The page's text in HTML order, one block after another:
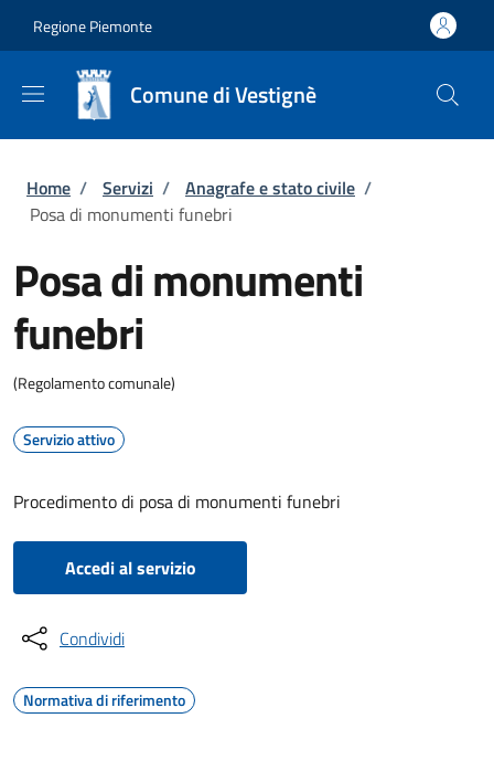
Regione Piemonte
Comune di Vestignè
Briciole di pane
Home / Servizi / Anagrafe e stato civile /
Posa di monumenti funebri
Posa di monumenti
funebri
(Regolamento comunale)
Servizio attivo
Procedimento di posa di monumenti funebri
Accedi al servizio
Condividi
Normativa di riferimento